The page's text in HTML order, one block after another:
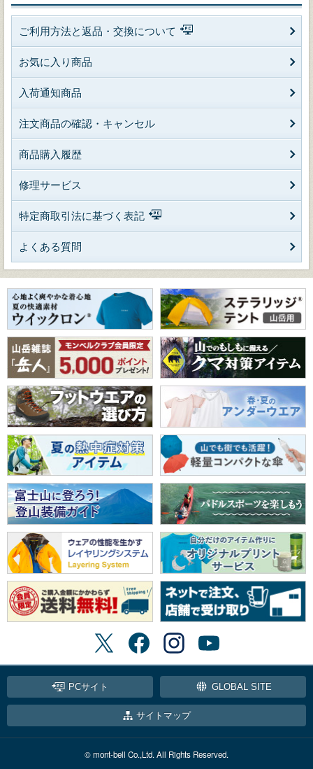
ご利用方法と返品・交換について
お気に入り商品
入荷通知商品
注文商品の確認・キャンセル
商品購入履歴
修理サービス
特定商取引法に基づく表記
よくある質問
PCサイト GLOBAL SITE
サイトマップ
© mont-bell Co.,Ltd. All Rights Reserved.